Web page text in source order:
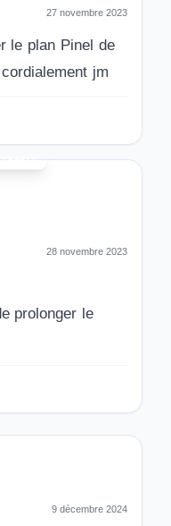
27 novembre 2023
le plan Pinel de
jm
28 novembre 2023
prolonger le
9 décembre 2024